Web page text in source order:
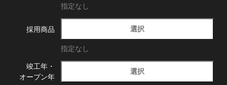
指定なし
採用商品 選択
指定なし
竣工年・
オープン年
選択